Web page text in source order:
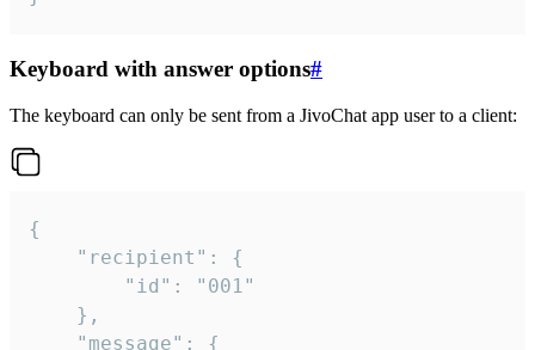
Keyboard with answer options#
The keyboard can only be sent from a JivoChat app user to a client:
{